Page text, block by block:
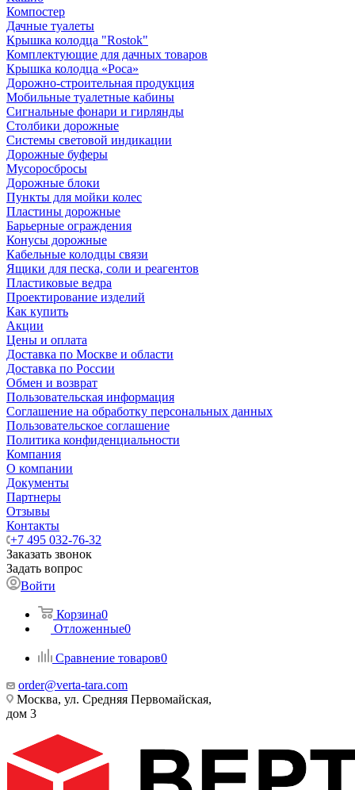
Компостер
Дачные туалеты
Крышка колодца "Rostok"
Комплектующие для дачных товаров
Крышка колодца «Роса»
Дорожно-строительная продукция
Мобильные туалетные кабины
Сигнальные фонари и гирлянды
Столбики дорожные
Системы световой индикации
Дорожные буферы
Мусоросбросы
Дорожные блоки
Пункты для мойки колес
Пластины дорожные
Барьерные ограждения
Конусы дорожные
Кабельные колодцы связи
Ящики для песка, соли и реагентов
Пластиковые ведра
Проектирование изделий
Как купить
Акции
Цены и оплата
Доставка по Москве и области
Доставка по России
Обмен и возврат
Пользовательская информация
Соглашение на обработку персональных данных
Пользовательское соглашение
Политика конфиденциальности
Компания
О компании
Документы
Партнеры
Отзывы
Контакты
+7 495 032-76-32
Заказать звонок
Задать вопрос
Войти
Корзина0
Отложенные0
Сравнение товаров0
order@verta-tara.com
Москва, ул. Средняя Первомайская,
дом 3